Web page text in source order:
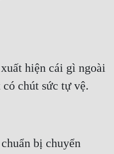
hiện cái gì ngoài
chút sức tự vệ.
bị chuyển